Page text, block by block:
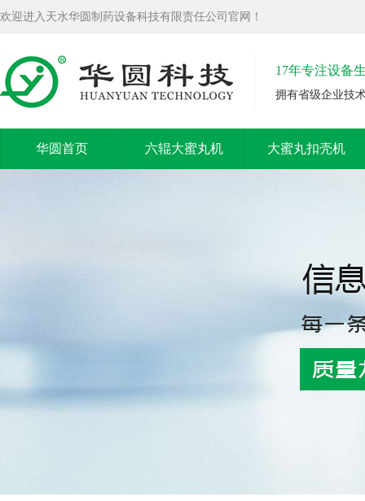
欢迎进入天水华圆制药设备科技有限责任公司官网！
17年专注设备
拥有省级企业技
华圆首页 六辊大蜜丸机 大蜜丸扣壳机